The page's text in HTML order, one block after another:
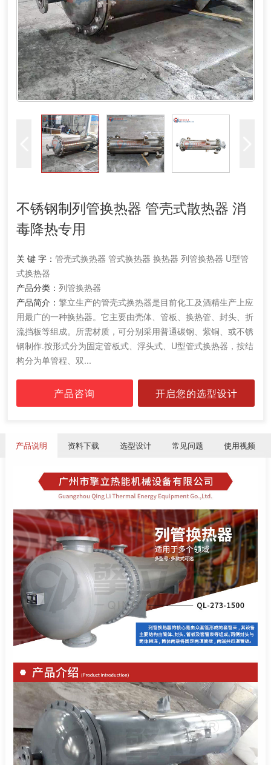
不锈钢制列管换热器 管壳式散热器 消
毒降热专用
关 键 字： 管壳式换热器 管式换热器 换热器 列管换热器 U型管
式换热器
产品分类： 列管换热器
产品简介： 擎立生产的管壳式换热器是目前化工及酒精生产上应
用最广的一种换热器。它主要由壳体、管板、换热管、封头、折
流挡板等组成。所需材质，可分别采用普通碳钢、紫铜、或不锈
钢制作.按形式分为固定管板式、浮头式、U型管式换热器，按结
构分为单管程、双...
产品咨询 开启您的选型设计
产品说明 资料下载 选型设计 常见问题 使用视频